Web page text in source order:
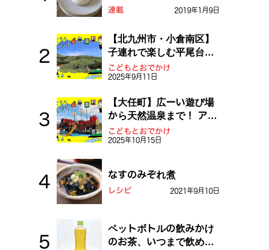
連載 2019年1月9日
【北九州市・小倉南区】
子連れで楽しむ平尾台！
ふしぎな草原や千仏鍾乳
洞を探検しよう！
こどもとおでかけ
2025年9月11日
【大任町】広ーい遊び場
から天然温泉まで！ アミ
ューズメントな道の駅・
おおとう桜街道
こどもとおでかけ
2025年10月15日
なすのみぞれ煮
レシピ 2021年9月10日
ペットボトルの飲みかけ
のお茶、いつまで飲め